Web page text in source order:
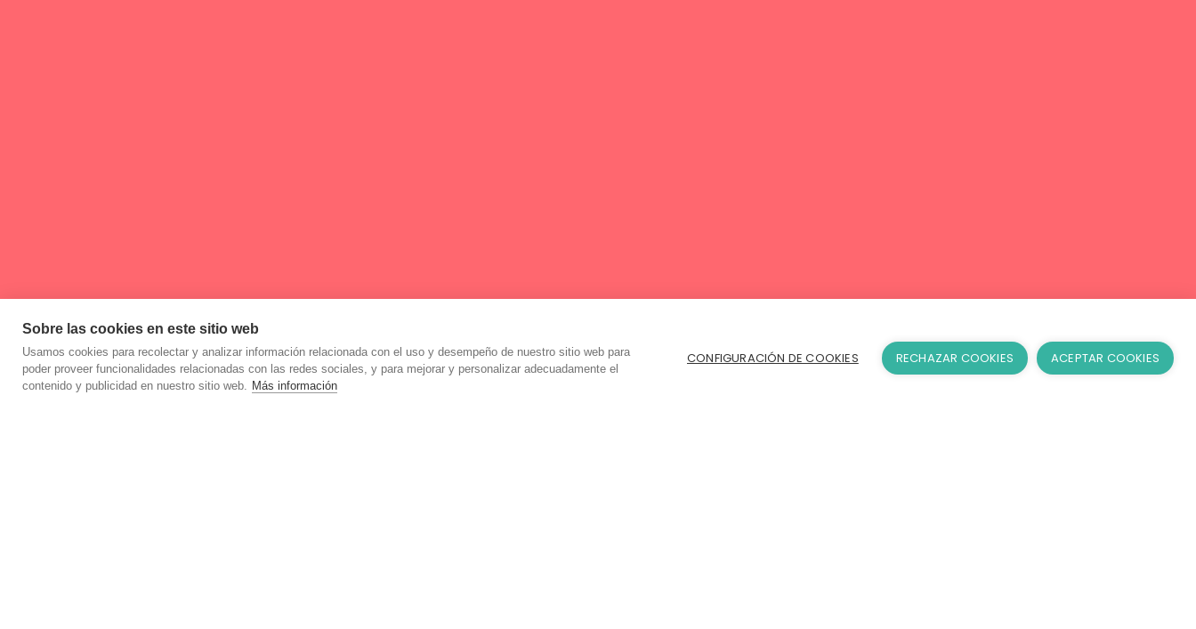
Sobre las cookies en este sitio web
Usamos cookies para recolectar y analizar información relacionada con el uso y desempeño de nuestro sitio web para
poder proveer funcionalidades relacionadas con las redes sociales, y para mejorar y personalizar adecuadamente el
contenido y publicidad en nuestro sitio web. Más información
CONFIGURACIÓN DE COOKIES RECHAZAR COOKIES ACEPTAR COOKIES